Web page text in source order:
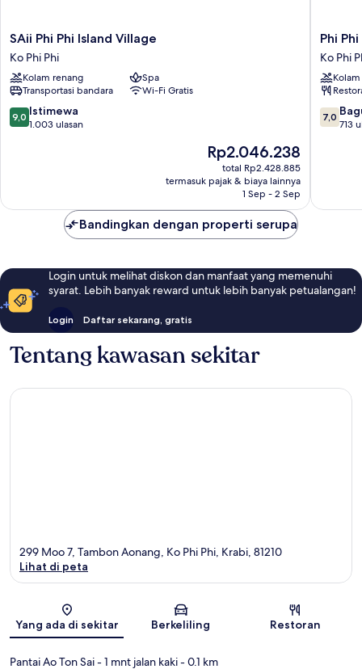
SAii
Phi
Phi
Island
Village
Ko
Phi
SAii Phi Phi Island Village
Ko Phi Phi
Kolam renang
Spa
Transportasi bandara
Wi-Fi Gratis
9.0
dari
9,0 Istimewa
1.003 ulasan
Harga
sekarang
Rp2.046.238
Rp2.046.238
total Rp2.428.885
termasuk pajak & biaya lainnya
1 Sep - 2 Sep
Phi
Phi
Island
Cabana
Hotel
Ko
Phi
Phi
Ko Phi
7.0
dari
7,0
713
Bandingkan dengan properti serupa
Login untuk melihat diskon dan manfaat yang memenuhi
syarat. Lebih banyak reward untuk lebih banyak petualangan!
Login Daftar sekarang, gratis
Tentang kawasan sekitar
Peta
299 Moo 7, Tambon Aonang, Ko Phi Phi, Krabi, 81210
Lihat di peta
Yang ada di sekitar Berkeliling Restoran
Pantai Ao Ton Sai- 1 mnt jalan kaki- 0.1 km